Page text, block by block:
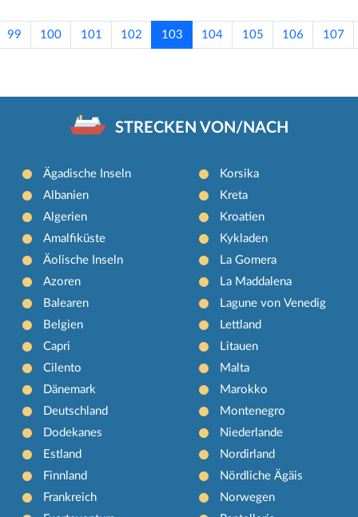
99 100 101 102 103 104 105 106 107
STRECKEN VON/NACH
Ägadische Inseln
Albanien
Algerien
Amalfiküste
Äolische Inseln
Azoren
Balearen
Belgien
Capri
Cilento
Dänemark
Deutschland
Dodekanes
Estland
Finnland
Frankreich
Korsika
Kreta
Kroatien
Kykladen
La Gomera
La Maddalena
Lagune von Venedig
Lettland
Litauen
Malta
Marokko
Montenegro
Niederlande
Nordirland
Nördliche Ägäis
Norwegen